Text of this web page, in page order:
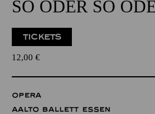
SO ODER SO
TICKETS
12,00 €
OPERA
AALTO BALLETT ESSEN